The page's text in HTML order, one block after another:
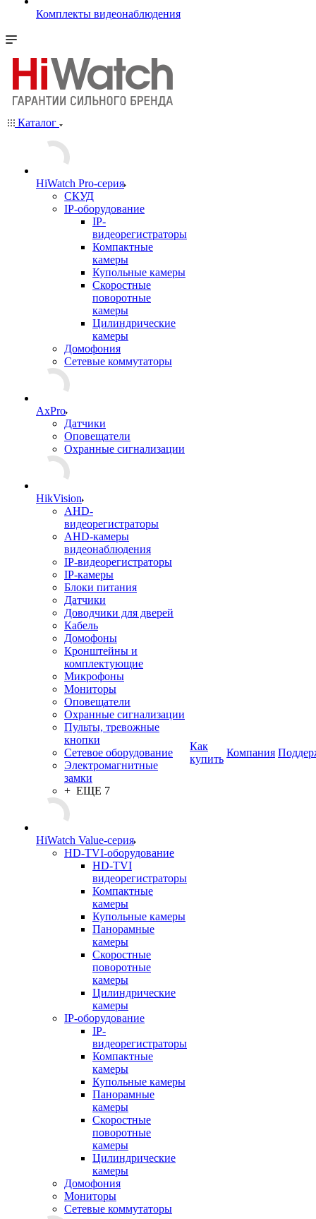
Комплекты видеонаблюдения
Каталог
HiWatch Pro-серия
CКУД
IP-оборудование
IP-
видеорегистраторы
Компактные
камеры
Купольные камеры
Скоростные
поворотные
камеры
Цилиндрические
камеры
Домофония
Сетевые коммутаторы
AxPro
Датчики
Оповещатели
Охранные сигнализации
HikVision
AHD-
видеорегистраторы
AHD-камеры
видеонаблюдения
IP-видеорегистраторы
IP-камеры
Блоки питания
Датчики
Доводчики для дверей
Кабель
Домофоны
Кронштейны и
комплектующие
Микрофоны
Мониторы
Оповещатели
Охранные сигнализации
Пульты, тревожные
кнопки
Сетевое оборудование
Электромагнитные
замки
+ ЕЩЕ 7
HiWatch Value-серия
HD-TVI-оборудование
HD-TVI
видеорегистраторы
Компактные
камеры
Купольные камеры
Панорамные
камеры
Скоростные
поворотные
камеры
Цилиндрические
камеры
IP-оборудование
IP-
видеорегистраторы
Компактные
камеры
Купольные камеры
Панорамные
камеры
Скоростные
поворотные
камеры
Цилиндрические
камеры
Домофония
Мониторы
Сетевые коммутаторы
Как
купить
Компания